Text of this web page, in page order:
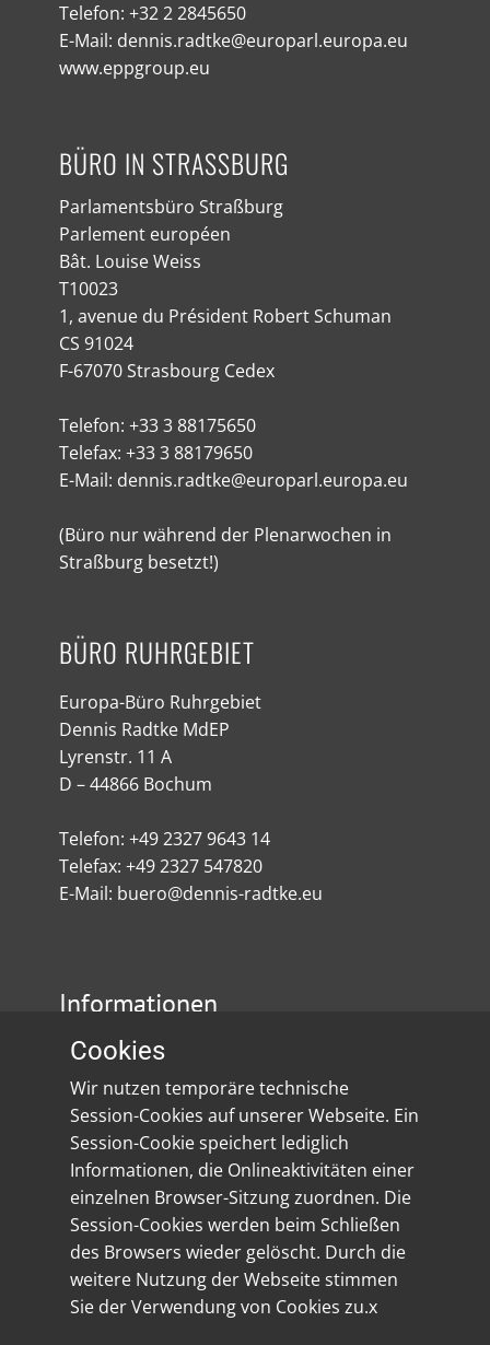
Telefon: +32 2 2845650
E-Mail: dennis.radtke@europarl.europa.eu
www.eppgroup.eu
BÜRO IN STRASSBURG
Parlamentsbüro Straßburg
Parlement européen
Bât. Louise Weiss
T10023
1, avenue du Président Robert Schuman
CS 91024
F-67070 Strasbourg Cedex
Telefon: +33 3 88175650
Telefax: +33 3 88179650
E-Mail: dennis.radtke@europarl.europa.eu
(Büro nur während der Plenarwochen in
Straßburg besetzt!)
BÜRO RUHRGEBIET
Europa-Büro Ruhrgebiet
Dennis Radtke MdEP
Lyrenstr. 11 A
D – 44866 Bochum
Telefon: +49 2327 9643 14
Telefax: +49 2327 547820
E-Mail: buero@dennis-radtke.eu
Informationen
Impressum
Datenschutz
Social Media
Cookies
Wir nutzen temporäre technische
Session-Cookies auf unserer Webseite. Ein
Session-Cookie speichert lediglich
Informationen, die Onlineaktivitäten einer
einzelnen Browser-Sitzung zuordnen. Die
Session-Cookies werden beim Schließen
des Browsers wieder gelöscht. Durch die
weitere Nutzung der Webseite stimmen
Sie der Verwendung von Cookies zu.x